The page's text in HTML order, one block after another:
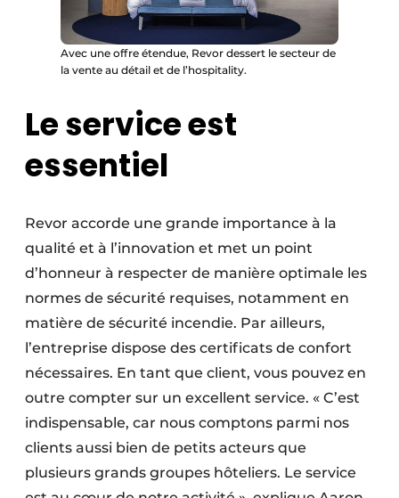
Avec une offre étendue, Revor dessert le secteur de
la vente au détail et de l’hospitality.
Le service est
essentiel
Revor accorde une grande importance à la
qualité et à l’innovation et met un point
d’honneur à respecter de manière optimale les
normes de sécurité requises, notamment en
matière de sécurité incendie. Par ailleurs,
l’entreprise dispose des certificats de confort
nécessaires. En tant que client, vous pouvez en
outre compter sur un excellent service. « C’est
indispensable, car nous comptons parmi nos
clients aussi bien de petits acteurs que
plusieurs grands groupes hôteliers. Le service